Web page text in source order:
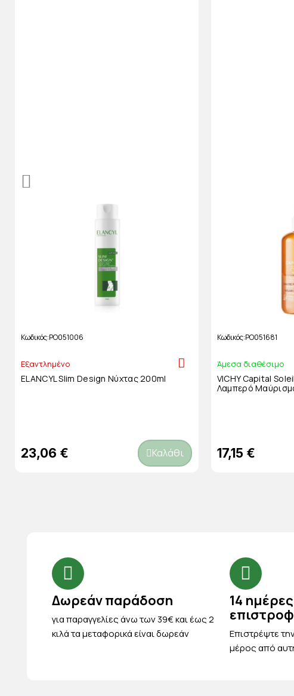
Κωδικός PO051006
Εξαντλημένο
ELANCYL Slim Design Νύχτας 200ml
23,06 € Καλάθι
Κωδικός PO051681
Άμεσα διαθέσιμο
VICHY Capital
Λαμπερό
17,15 €
Δωρεάν παράδοση
για παραγγελίες άνω των 39€ και έως 2
κιλά τα μεταφορικά είναι δωρεάν
14
Eπιστρέψτε
μέρος από